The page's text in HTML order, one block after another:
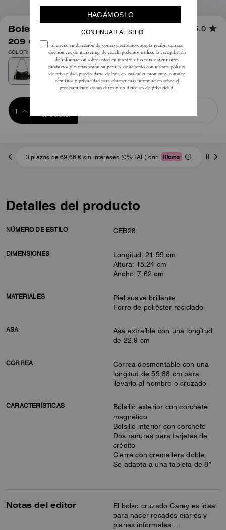
Bolso Bandolera Carey 5.0
209 € 325 €
COLOR: Oro/negro
la cesta
3 plazos de 69,66 € sin intereses (0% TAE) con
Detalles del producto
NÚMERO DE ESTILO CEB28
DIMENSIONES
Longitud: 21.59 cm
Altura: 15.24 cm
Ancho: 7.62 cm
MATERIALES
Piel suave brillante
Forro de poliéster reciclado
ASA
Asa extraíble con una longitud
de 22,9 cm
CORREA
Correa desmontable con una
longitud de 55,88 cm para
llevarlo al hombro o cruzado
CARACTERÍSTICAS
Bolsillo exterior con corchete
magnético
Bolsillo interior con corchete
Dos ranuras para tarjetas de
crédito
Cierre con cremallera doble
Se adapta a una tableta de 8”
Notas del editor
El bolso cruzado Carey es ideal
para hacer recados diarios y
planes informales.